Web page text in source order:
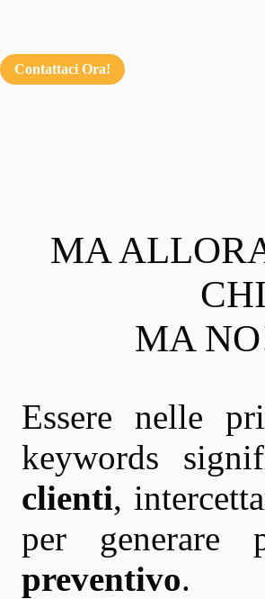
Contattaci Ora!
MA
MA
Essere nelle
keywords
clienti,
per
preventivo.